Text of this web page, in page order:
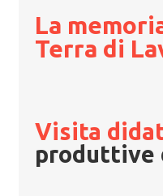
La
Terra di
Visita
produttive